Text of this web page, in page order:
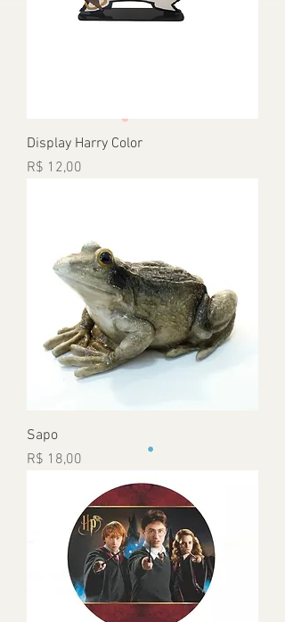
Display Harry Color
Preço
R$ 12,00
Sapo
Preço
R$ 18,00